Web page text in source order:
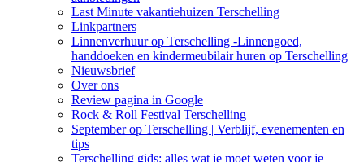
Last Minute vakantiehuizen Terschelling
Linkpartners
Linnenverhuur op Terschelling -Linnengoed,
handdoeken en kindermeubilair huren op Terschelling
Nieuwsbrief
Over ons
Review pagina in Google
Rock & Roll Festival Terschelling
September op Terschelling | Verblijf, evenementen en
tips
Terschelling gids: alles wat je moet weten voor je